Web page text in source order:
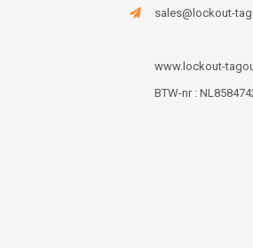
sales@lockout-
www.lockout-
BTW-nr :